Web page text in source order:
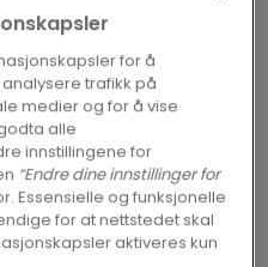
I
SØK
for å
trafikk på
medier og for å vise
alle
innstillingene for
“Endre dine innstillinger for
Essensielle og funksjonelle
for at nettstedet skal
aktiveres kun